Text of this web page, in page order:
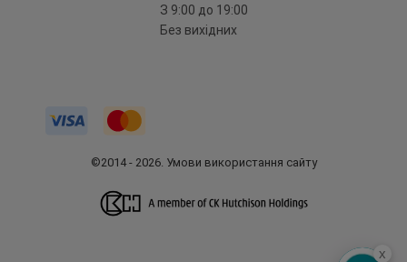
З 9:00 до 19:00
Без вихідних
©2014 - 2026. Умови використання сайту
x